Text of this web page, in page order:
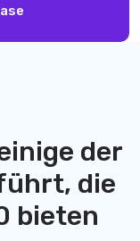
der
die
bieten